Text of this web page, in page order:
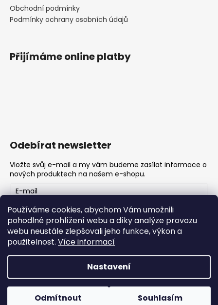
Používáme cookies, abychom Vám umožnili
pohodlné prohlížení webu a díky analýze provozu
webu neustále zlepšovali jeho funkce, výkon a
použitelnost. Více informací
Nastavení
Odmítnout Souhlasím
D
o
e
Obchodní podmínky
Podmínky ochrany osobních údajů
Přijímáme online platby
Odebírat newsletter
Vložte svůj e-mail a my vám budeme zasílat informace o
nových produktech na našem e-shopu.
E-mail
Vložením e-mailu souhlasíte spodmínkami ochrany
osobních údajů
PŘIHLÁSIT SE
Vytvořil Shoptet
Copyright 2026Konope . Všechna práva vyhrazena.